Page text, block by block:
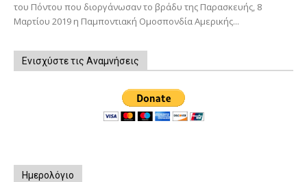
του Πόντου που διοργάνωσαν το βράδυ της Παρασκευής, 8
Μαρτίου 2019 η Παμποντιακή Ομοσπονδία Αμερικής...
Ενισχύστε τις Αναμνήσεις
Ημερολόγιο